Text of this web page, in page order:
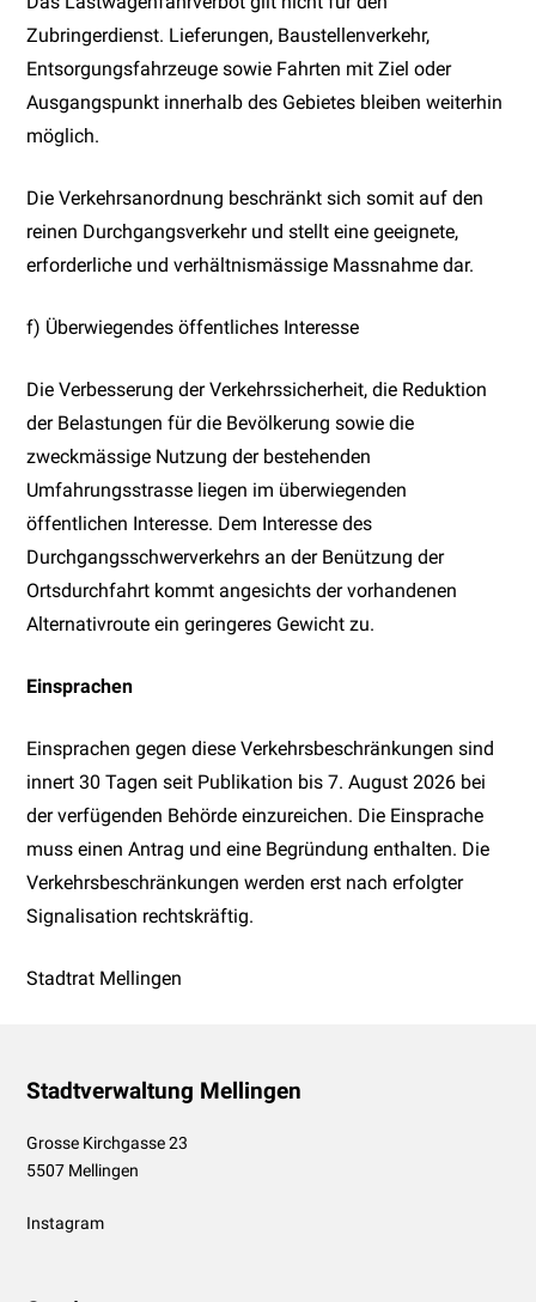
Zubringerdienst. Lieferungen, Baustellenverkehr,
Entsorgungsfahrzeuge sowie Fahrten mit Ziel oder
Ausgangspunkt innerhalb des Gebietes bleiben weiterhin
möglich.
Die Verkehrsanordnung beschränkt sich somit auf den
reinen Durchgangsverkehr und stellt eine geeignete,
erforderliche und verhältnismässige Massnahme dar.
f) Überwiegendes öffentliches Interesse
Die Verbesserung der Verkehrssicherheit, die Reduktion
der Belastungen für die Bevölkerung sowie die
zweckmässige Nutzung der bestehenden
Umfahrungsstrasse liegen im überwiegenden
öffentlichen Interesse. Dem Interesse des
Durchgangsschwerverkehrs an der Benützung der
Ortsdurchfahrt kommt angesichts der vorhandenen
Alternativroute ein geringeres Gewicht zu.
Einsprachen
Einsprachen gegen diese Verkehrsbeschränkungen sind
innert 30 Tagen seit Publikation bis 7. August 2026 bei
der verfügenden Behörde einzureichen. Die Einsprache
muss einen Antrag und eine Begründung enthalten. Die
Verkehrsbeschränkungen werden erst nach erfolgter
Signalisation rechtskräftig.
Stadtrat Mellingen
Footer
Stadtverwaltung Mellingen
Grosse Kirchgasse 23
5507 Mellingen
Instagram